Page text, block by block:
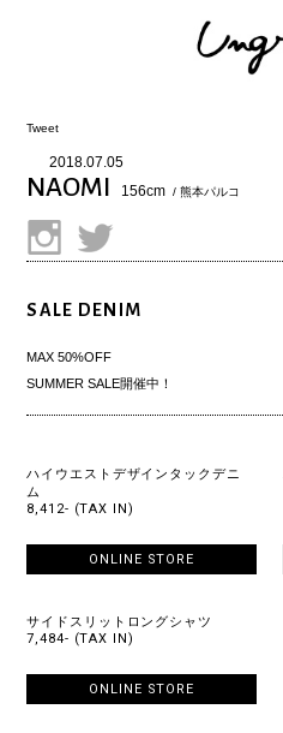
Tweet
2018.07.05
NAOMI 156cm / 熊本パルコ
SALE DENIM
MAX 50%OFF
SUMMER SALE開催中！
ハイウエストデザインタックデニ
ム
8,412- (TAX IN)
ONLINE STORE
サイドスリットロングシャツ
7,484- (TAX IN)
ONLINE STORE